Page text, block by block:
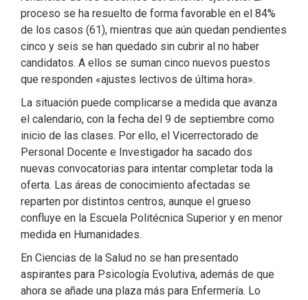
proceso se ha resuelto de forma favorable en el 84%
de los casos (61), mientras que aún quedan pendientes
cinco y seis se han quedado sin cubrir al no haber
candidatos. A ellos se suman cinco nuevos puestos
que responden «ajustes lectivos de última hora».
La situación puede complicarse a medida que avanza
el calendario, con la fecha del 9 de septiembre como
inicio de las clases. Por ello, el Vicerrectorado de
Personal Docente e Investigador ha sacado dos
nuevas convocatorias para intentar completar toda la
oferta. Las áreas de conocimiento afectadas se
reparten por distintos centros, aunque el grueso
confluye en la Escuela Politécnica Superior y en menor
medida en Humanidades.
En Ciencias de la Salud no se han presentado
aspirantes para Psicología Evolutiva, además de que
ahora se añade una plaza más para Enfermería. Lo